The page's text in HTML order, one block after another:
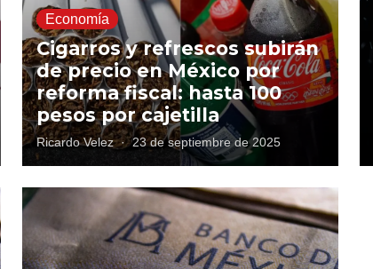
Economía
Cigarros y refrescos subirán
de precio en México por
reforma fiscal: hasta 100
pesos por cajetilla
Ricardo Velez· 23 de septiembre de 2025